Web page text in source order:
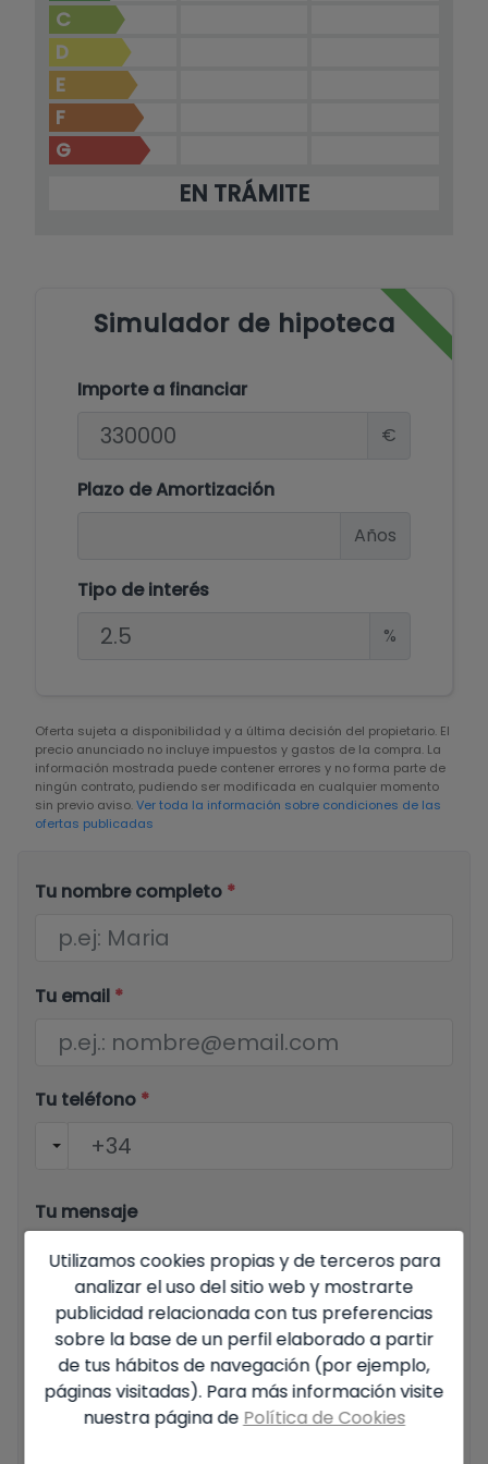
C
D
E
F
G
EN TRÁMITE
Simulador de hipoteca
Importe a financiar
€
Plazo de Amortización
Años
Tipo de interés
%
Oferta sujeta a disponibilidad y a última decisión del propietario. El
precio anunciado no incluye impuestos y gastos de la compra. La
información mostrada puede contener errores y no forma parte de
ningún contrato, pudiendo ser modificada en cualquier momento
sin previo aviso.Ver toda la información sobre condiciones de las
ofertas publicadas
Tu nombre completo *
Tu email *
Tu teléfono *
Tu mensaje
Información básica sobre protección de datos en base al
Reglamento Europeo de Protección de datos (UE)
2016/679 (RGPD).+ Info
Utilizamos cookies propias y de terceros para
analizar el uso del sitio web y mostrarte
publicidad relacionada con tus preferencias
sobre la base de un perfil elaborado a partir
de tus hábitos de navegación (por ejemplo,
páginas visitadas). Para más información visite
nuestra página de Política de Cookies